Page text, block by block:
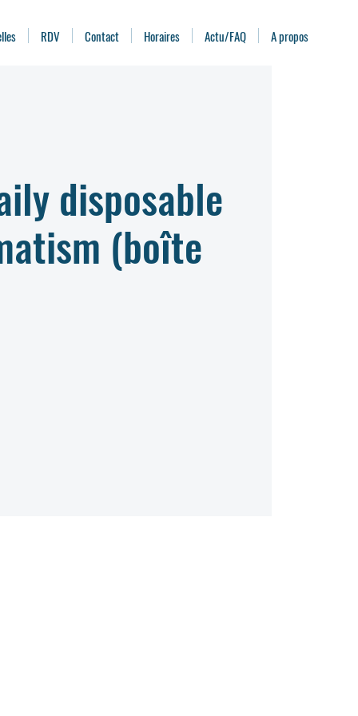
RDV Contact Horaires Actu/FAQ A propos
disposable
(boîte